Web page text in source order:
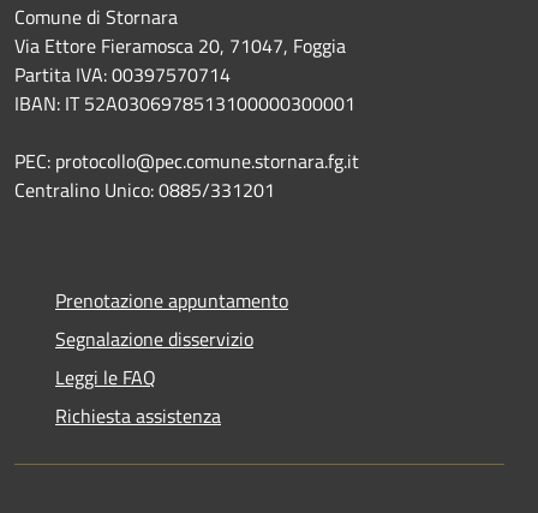
Comune di Stornara
Via Ettore Fieramosca 20, 71047, Foggia
Partita IVA: 00397570714
IBAN: IT 52A0306978513100000300001
PEC: protocollo@pec.comune.stornara.fg.it
Centralino Unico: 0885/331201
Prenotazione appuntamento
Segnalazione disservizio
Leggi le FAQ
Richiesta assistenza